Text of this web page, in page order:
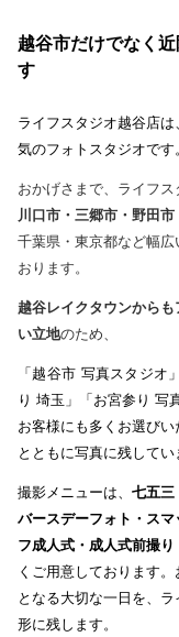
越谷市だけでなく
す
ライフスタジオ越谷店
気のフォトスタジオです。
おかげさまで、ライフ
川口市・三郷市・野田
千葉県・東京都など幅
おります。
越谷レイクタウンから
い立地のため、
「越谷市 写真スタジ
り 埼玉」「お宮参り 写
お客様にも多くお選び
とともに写真に残してい
撮影メニューは、七五三
バースデーフォト・ス
フ成人式・成人式前撮
くご用意しております
となる大切な一日を、
形に残します。